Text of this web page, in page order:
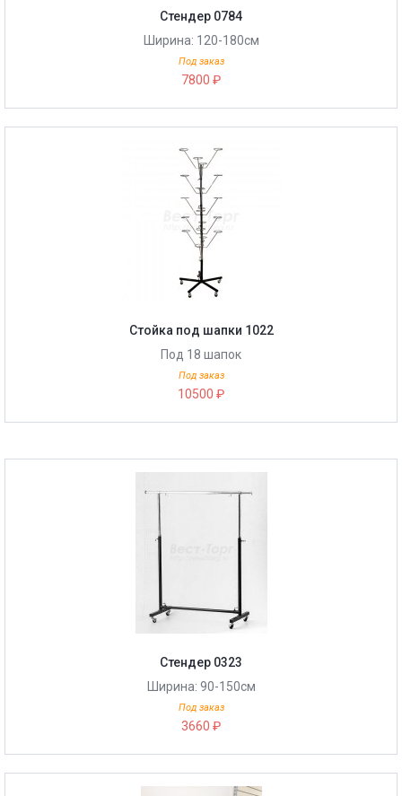
Стендер 0784
Ширина: 120-180cм
Под заказ
7800 ₽
Стойка под шапки 1022
Под 18 шапок
Под заказ
10500 ₽
Стендер 0323
Ширина: 90-150cм
Под заказ
3660 ₽